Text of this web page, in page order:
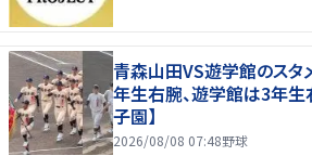
青森山田VS遊学館のスタ
年生右腕、遊学館は3年
子園】
2026/08/08 07:48野球